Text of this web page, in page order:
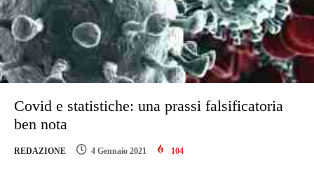
Covid e statistiche: una prassi falsificatoria
ben nota
REDAZIONE 4 Gennaio 2021 104